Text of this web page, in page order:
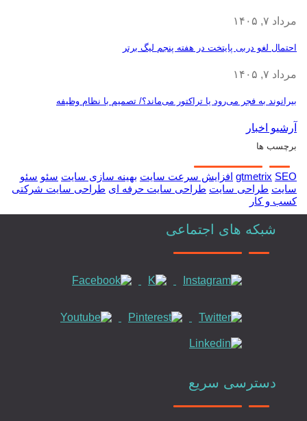
مرداد ۷, ۱۴۰۵
احتمال لغو دربی پایتخت در هفته پنجم لیگ برتر
مرداد ۷, ۱۴۰۵
بیرانوند به فجر می‌رود یا تراکتور می‌ماند؟/ تصمیم با نظام وظیفه
آرشیو اخبار
برچسب ها
gtmetrix SEO افزایش سرعت سایت بهینه سازی سایت سئو سئو
سایت طراحی سایت طراحی سایت حرفه ای طراحی سایت شرکتی
کسب و کار
شبکه های اجتماعی
دسترسی سریع